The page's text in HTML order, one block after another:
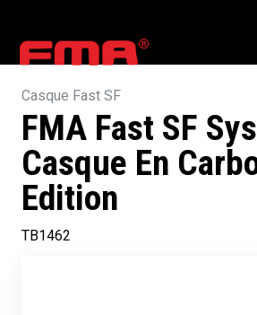
Casque Fast SF
FMA Fast SF
Casque En
Edition
TB1462